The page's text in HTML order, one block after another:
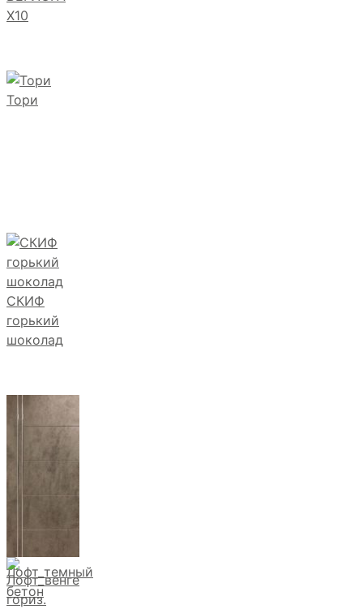
Х10
Тори
СКИФ
горький
шоколад
Лофт_темный
бетон